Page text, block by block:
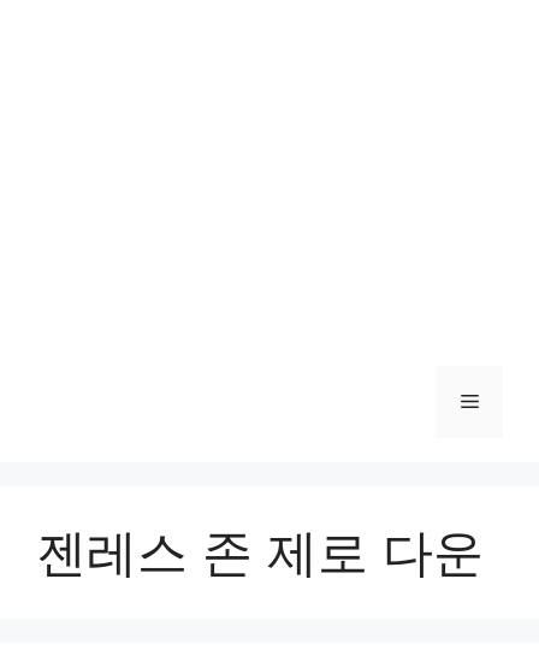
메
젠레스 존 제로 다운